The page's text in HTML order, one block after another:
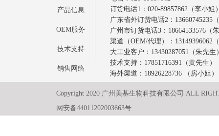
产品信息
OEM服务
技术支持
销售网络
订货电话1：020-89857862（李小姐
广东省外订货电话2：13660745235
广州市订货电话3：18664533576（
渠道（OEM/代理）：13149396062
大工业客户：13430287051（朱先生
技术支持：17851716391（黄先生）
海外渠道：18926228736 （房小姐）
Copyright 2020 广州美基生物科技有限公司 ALL
网安备44011202003663号